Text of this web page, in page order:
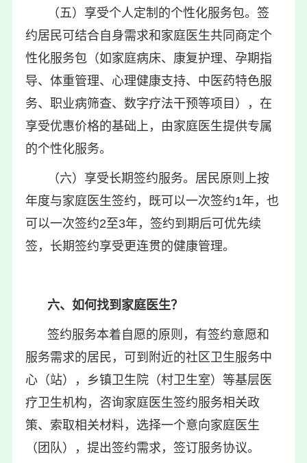
（五）享受个人定制的个性化服务包。签
约居民可结合自身需求和家庭医生共同商定个
性化服务包（如家庭病床、康复护理、孕期指
导、体重管理、心理健康支持、中医药特色服
务、职业病筛查、数字疗法干预等项目），在
享受优惠价格的基础上，由家庭医生提供专属
的个性化服务。
（六）享受长期签约服务。居民原则上按
年度与家庭医生签约，既可以一次签约1年，也
可以一次签约2至3年，签约到期后可优先续
签，长期签约享受更连贯的健康管理。
六、如何找到家庭医生？
签约服务本着自愿的原则，有签约意愿和
服务需求的居民，可到附近的社区卫生服务中
心（站），乡镇卫生院（村卫生室）等基层医
疗卫生机构，咨询家庭医生签约服务相关政
策、索取相关材料，选择一个意向家庭医生
（团队），提出签约需求，签订服务协议。